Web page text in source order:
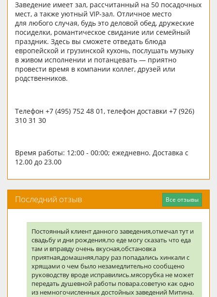
Заведение имеет зал, рассчитанный на 50 посадочных
мест, а также уютный VIP-зал. Отличное место
для любого случая, будь это деловой обед, дружеские
посиделки, романтическое свидание или семейный
праздник. Здесь вы сможете отведать блюда
европейской и грузинской кухонь, послушать музыку
в живом исполнении и потанцевать — приятно
провести время в компании коллег, друзей или
родственников.
Телефон +7 (495) 752 48 01, телефон доставки +7 (926)
310 31 30
Время работы: 12:00 - 00:00; ежедневно. Доставка с
12.00 до 23.00
Все отзывы
Последний отзыв
Постоянный клиент данного заведения,отмечал тут и
свадьбу и дни рождения,по еде могу сказать что еда
там и вправду очень вкусная,обстановка
приятная,домашняя,пару раз попадались хинкали с
хрящами о чем было незамедлительно сообщено
руководству вроде исправились.мясорубка не может
передать душевной работы повара.советую как одно
из немногочисленных достойных заведений Митина.